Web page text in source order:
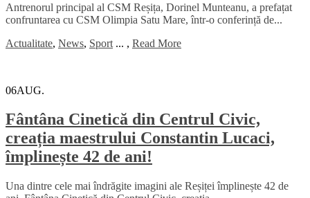
Antrenorul principal al CSM Reșița, Dorinel Munteanu, a prefațat
confruntarea cu CSM Olimpia Satu Mare, într-o conferință de...
Actualitate, News, Sport ... , Read More
06AUG.
Fântâna Cinetică din Centrul Civic,
creația maestrului Constantin Lucaci,
împlinește 42 de ani!
Una dintre cele mai îndrăgite imagini ale Reșiței împlinește 42 de